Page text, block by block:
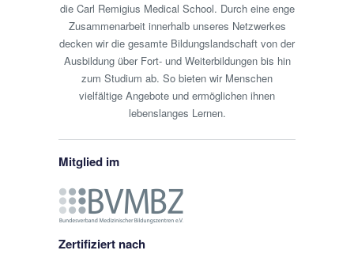
die Carl Remigius Medical School. Durch eine enge
Zusammenarbeit innerhalb unseres Netzwerkes
decken wir die gesamte Bildungslandschaft von der
Ausbildung über Fort- und Weiterbildungen bis hin
zum Studium ab. So bieten wir Menschen
vielfältige Angebote und ermöglichen ihnen
lebenslanges Lernen.
Mitglied im
Zertifiziert nach